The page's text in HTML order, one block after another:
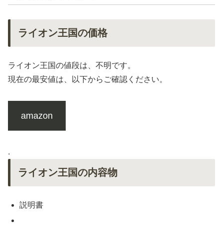
ライオン王国の価格
ライオン王国の値段は、不明です。
現在の最安値は、以下からご確認ください。
amazon
.
ライオン王国の内容物
説明書